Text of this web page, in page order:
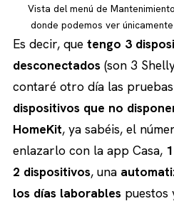
Vista del menú de
donde podemos ver
Es decir, que tengo 3
desconectados (son 3
contaré otro día las
dispositivos que no
HomeKit, ya sabéis, el
enlazarlo con la app Casa,
2 dispositivos, una
los días laborables puestos